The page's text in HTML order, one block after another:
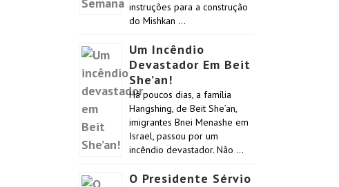
instruções para a construção
do Mishkan …
Um Incêndio
Devastador Em Beit
She’an!
Há poucos dias, a família
Hangshing, de Beit She’an,
imigrantes Bnei Menashe em
Israel, passou por um
incêndio devastador. Não …
O Presidente Sérvio